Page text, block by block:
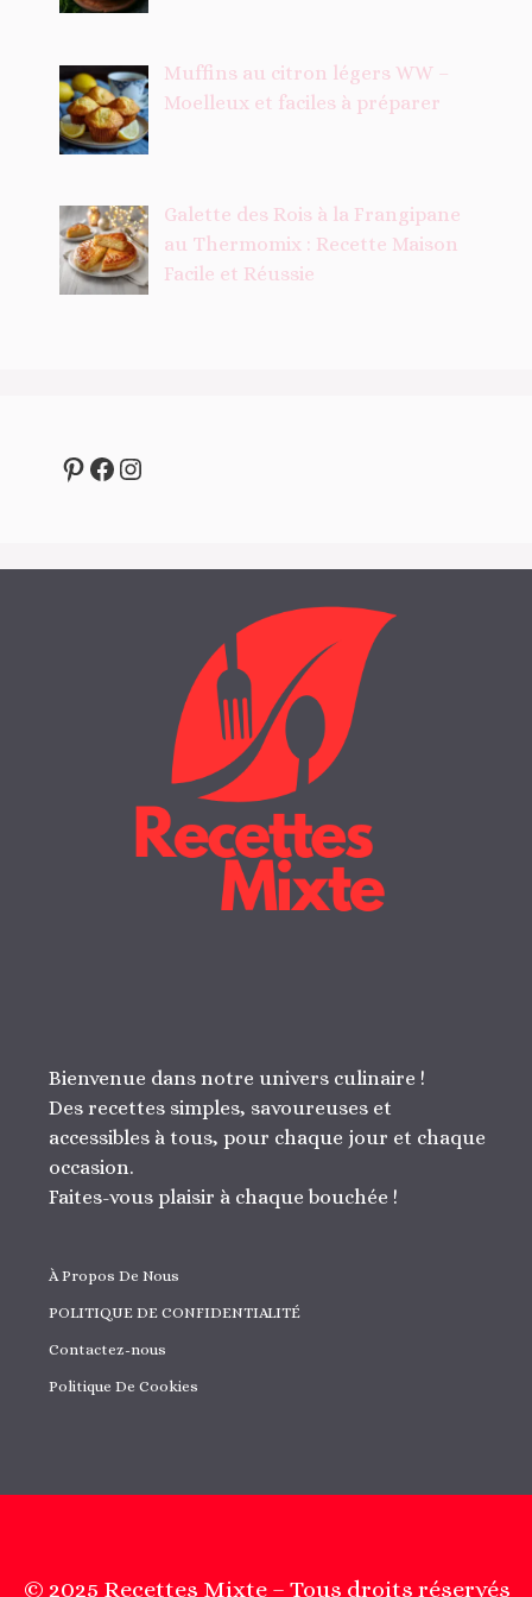
Muffins au citron légers WW –
Moelleux et faciles à préparer
Galette des Rois à la Frangipane
au Thermomix : Recette Maison
Facile et Réussie
Pinterest
Facebook
Instagram
Bienvenue dans notre univers culinaire !
Des recettes simples, savoureuses et
accessibles à tous, pour chaque jour et chaque
occasion.
Faites-vous plaisir à chaque bouchée !
À Propos De Nous
POLITIQUE DE CONFIDENTIALITÉ
Contactez-nous
Politique De Cookies
© 2025 Recettes Mixte – Tous droits réservés